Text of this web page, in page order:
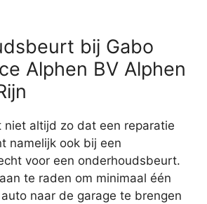
bij Gabo
Alphen BV Alphen
niet altijd zo dat een reparatie
namelijk ook bij een
voor een onderhoudsbeurt.
te raden om minimaal één
naar de garage te brengen